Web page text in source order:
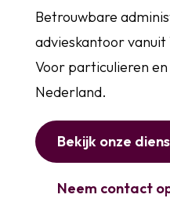
Betrouwbare
advieskantoor vanuit
Voor particulieren
Nederland.
Bekijk onze
Neem contact